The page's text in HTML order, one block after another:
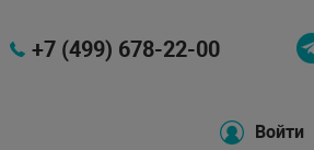
+7 (499) 678-22-00
Войти